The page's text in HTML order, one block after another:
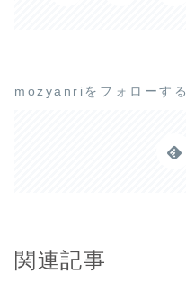
mozyanriをフォローする
関連記事